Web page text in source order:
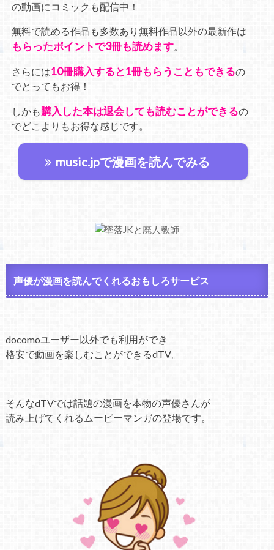
の動画にコミックも配信中！
無料で読める作品も多数あり無料作品以外の最新作は
もらったポイントで3冊も読めます。
さらには10冊購入すると1冊もらうこともできるの
でとってもお得！
しかも購入した本は退会しても読むことができるの
でどこよりもお得な感じです。
music.jpで漫画を読んでみる
声優が漫画を読んでくれるおもしろサービス
docomoユーザー以外でも利用ができ
格安で動画を楽しむことができるdTV。
そんなdTVでは話題の漫画を本物の声優さんが
読み上げてくれるムービーマンガの登場です。